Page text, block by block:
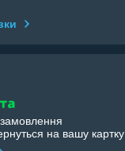
на вашу картку